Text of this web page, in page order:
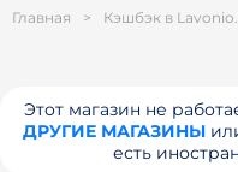
Главная > Кэшбэк в
Этот магазин не
ДРУГИЕ МАГАЗИНЫ
есть